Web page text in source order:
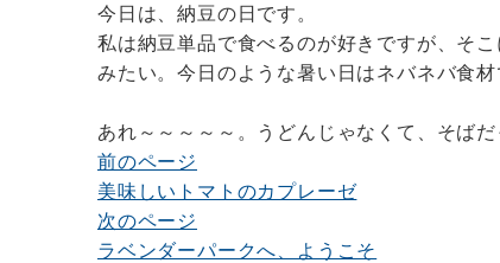
今日は、納豆の日です。
私は納豆単品で食べるのが好きですが、そ
みたい。今日のような暑い日はネバネバ食
あれ～～～～～。うどんじゃなくて、そばだ
投
稿
ナ
前のページ
美味しいトマトのカプレーゼ
次のページ
ラベンダーパークへ、ようこそ